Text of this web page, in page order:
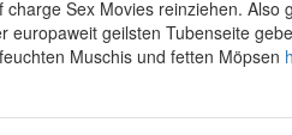
Sex Movies reinziehen.
europaweit geilsten Tubenseite
Muschis und fetten Möpsen